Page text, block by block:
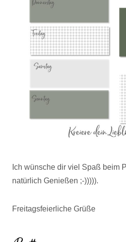
Ich wünsche dir viel Spaß beim
natürlich Genießen ;-))))).
Freitagsfeierliche Grüße